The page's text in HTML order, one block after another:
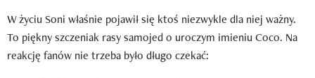
W życiu Soni właśnie pojawił się ktoś niezwykle dla niej ważny.
To piękny szczeniak rasy samojed o uroczym imieniu Coco. Na
reakcję fanów nie trzeba było długo czekać: